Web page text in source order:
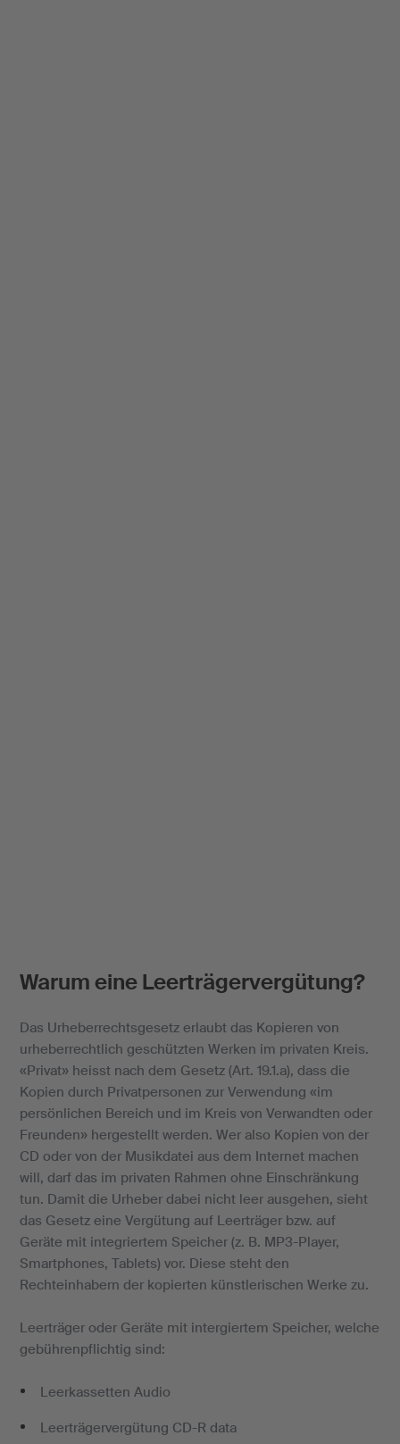
Warum eine Leerträgervergütung?
Das Urheberrechtsgesetz erlaubt das Kopieren von
urheberrechtlich geschützten Werken im privaten Kreis.
«Privat» heisst nach dem Gesetz (Art. 19.1.a), dass die
Kopien durch Privatpersonen zur Verwendung «im
persönlichen Bereich und im Kreis von Verwandten oder
Freunden» hergestellt werden. Wer also Kopien von der
CD oder von der Musikdatei aus dem Internet machen
will, darf das im privaten Rahmen ohne Einschränkung
tun. Damit die Urheber dabei nicht leer ausgehen, sieht
das Gesetz eine Vergütung auf Leerträger bzw. auf
Geräte mit integriertem Speicher (z. B. MP3-Player,
Smartphones, Tablets) vor. Diese steht den
Rechteinhabern der kopierten künstlerischen Werke zu.
Leerträger oder Geräte mit intergiertem Speicher, welche
gebührenpflichtig sind:
Leerkassetten Audio
Leerträgervergütung CD-R data